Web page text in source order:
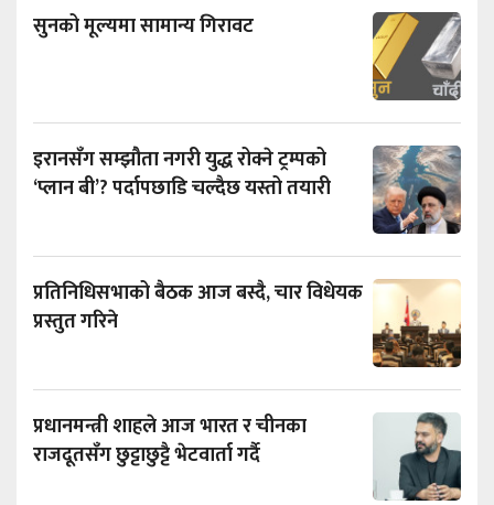
सुनको मूल्यमा सामान्य गिरावट
इरानसँग सम्झौता नगरी युद्ध रोक्ने ट्रम्पको
‘प्लान बी’? पर्दापछाडि चल्दैछ यस्तो तयारी
प्रतिनिधिसभाको बैठक आज बस्दै, चार विधेयक
प्रस्तुत गरिने
प्रधानमन्त्री शाहले आज भारत र चीनका
राजदूतसँग छुट्टाछुट्टै भेटवार्ता गर्दै